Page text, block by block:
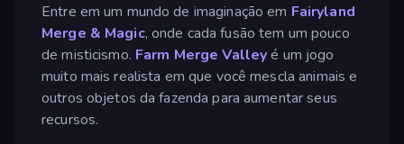
Entre em um mundo de imaginação em Fairyland
Merge & Magic, onde cada fusão tem um pouco
de misticismo. Farm Merge Valleyé um jogo
muito mais realista em que você mescla animais e
outros objetos da fazenda para aumentar seus
recursos.